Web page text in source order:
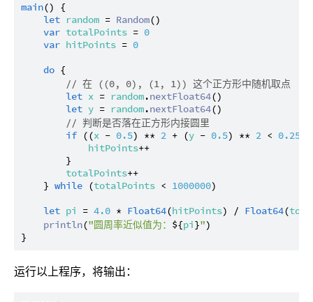
main() {
let random = Random()
var totalPoints = 0
var hitPoints = 0
do {
// 在 ((0, 0), (1, 1)) 这个正方形中随机取点
let x = random.nextFloat64()
let y = random.nextFloat64()
// 判断是否落在正方形内接圆里
if ((x - 0.5) ** 2 + (y - 0.5) ** 2 < 0.25
hitPoints++
        }
totalPoints++
    }
while (totalPoints < 1000000)
let pi = 4.0 * Float64(hitPoints) / Float64(
println("圆周率近似值为： ${pi}")
运行以上程序，将输出：